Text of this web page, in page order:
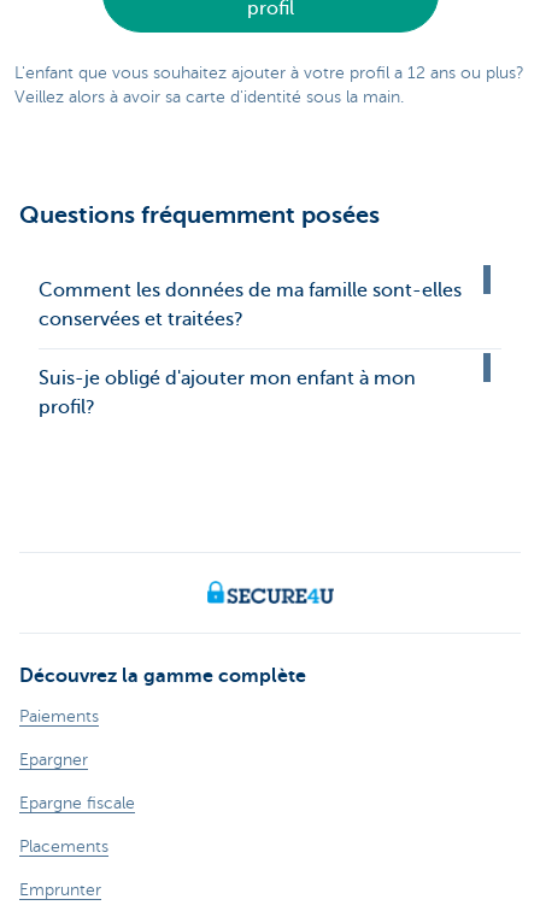
profil
L'enfant que vous souhaitez ajouter à votre profil a 12 ans ou plus?
Veillez alors à avoir sa carte d'identité sous la main.
Questions fréquemment posées
Comment les données de ma famille sont-elles
conservées et traitées?
Suis-je obligé d'ajouter mon enfant à mon
profil?
Découvrez la gamme complète
Paiements
Epargner
Epargne fiscale
Placements
Emprunter